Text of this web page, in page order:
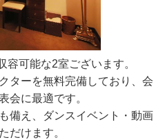
可能な2室ございます。
ターを無料完備しており、会
会に最適です。
備え、ダンスイベント・動画
だけます。